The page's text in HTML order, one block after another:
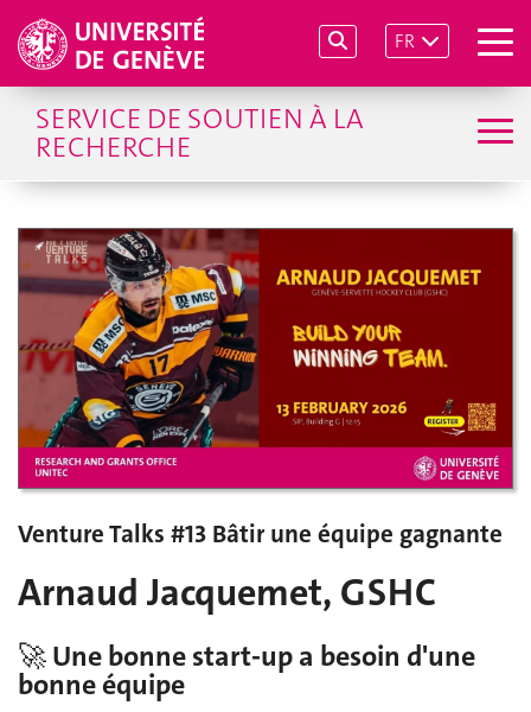
FR
SERVICE DE SOUTIEN À LA
RECHERCHE
Venture Talks #13 Bâtir une équipe gagnante
Arnaud Jacquemet, GSHC
🚀 Une bonne start-up a besoin d'une
bonne équipe